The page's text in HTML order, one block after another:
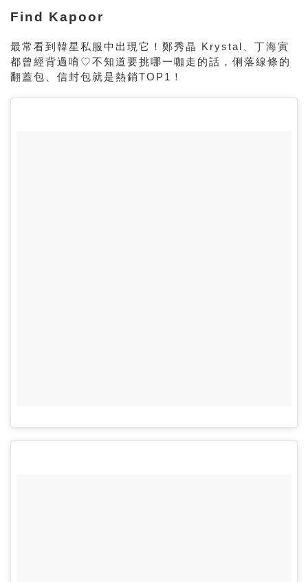
Find Kapoor
最常看到韓星私服中出現它！鄭秀晶 Krystal、丁海寅
都曾經背過唷♡不知道要挑哪一咖走的話，俐落線條的
翻蓋包、信封包就是熱銷TOP1！